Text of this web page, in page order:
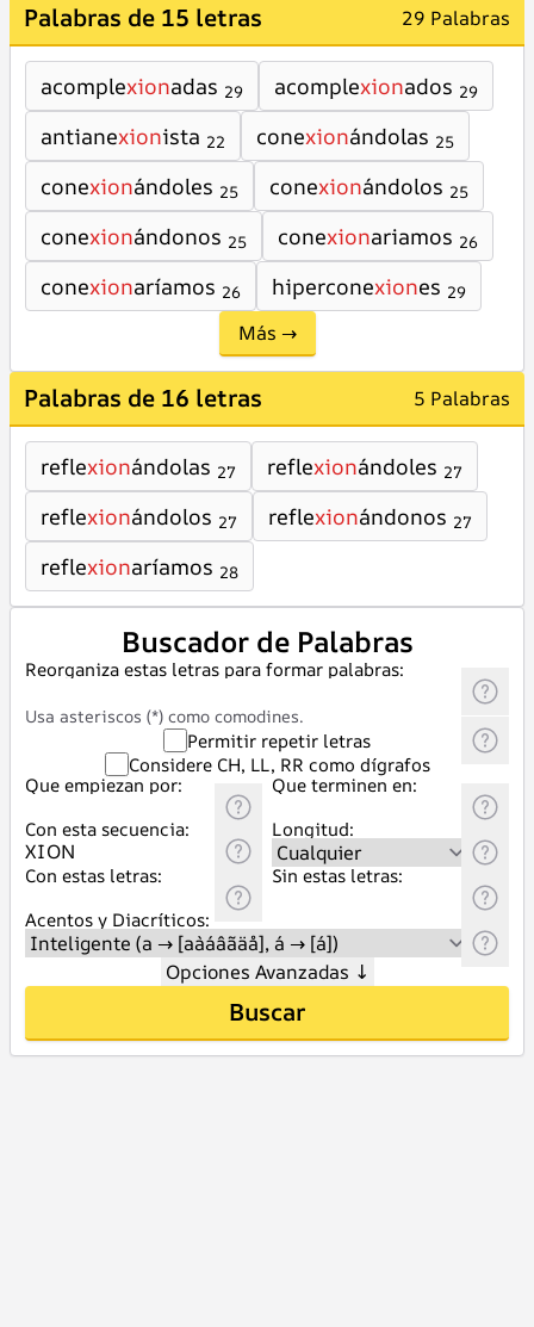
Palabras de 15 letras 29 Palabras
acomplexionadas 29 acomplexionados 29
antianexionista 22 conexionándolas 25
conexionándoles 25 conexionándolos 25
conexionándonos 25 conexionariamos 26
conexionaríamos 26 hiperconexiones 29
Más →
Palabras de 16 letras 5 Palabras
reflexionándolas 27 reflexionándoles 27
reflexionándolos 27 reflexionándonos 27
reflexionaríamos 28
Buscador de Palabras
Reorganiza estas letras para formar palabras:
Usa asteriscos (*) como comodines.
Permitir repetir letras
Considere CH, LL, RR como dígrafos
Que empiezan por:
Que terminen en:
Con esta secuencia:
Longitud:
Con estas letras:
Sin estas letras:
Acentos y Diacríticos:
Opciones Avanzadas ↓
Buscar